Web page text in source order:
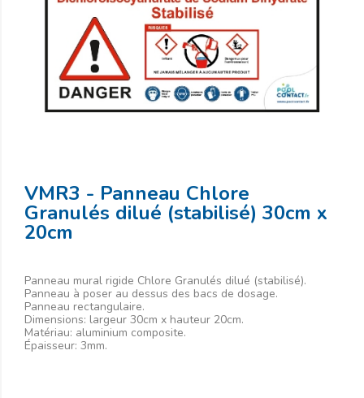
VMR3 - Panneau Chlore
Granulés dilué (stabilisé) 30cm x
20cm
Panneau mural rigide Chlore Granulés dilué (stabilisé).
Panneau à poser au dessus des bacs de dosage.
Panneau rectangulaire.
Dimensions: largeur 30cm x hauteur 20cm.
Matériau: aluminium composite.
Épaisseur: 3mm.